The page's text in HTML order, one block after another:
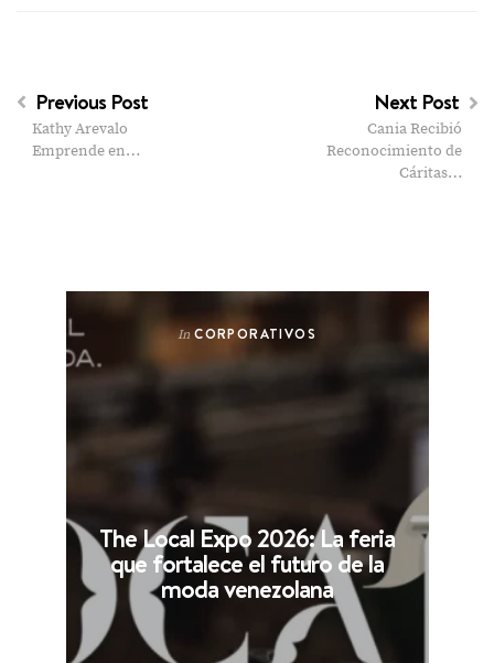
Previous Post
Kathy Arevalo
Emprende en…
Next Post
Cania Recibió
Reconocimiento de
Cáritas…
In CORPORATIVOS
The Local Expo 2026: La feria
que fortalece el futuro de la
moda venezolana